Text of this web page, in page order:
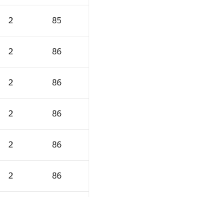
2 85
2 86
2 86
2 86
2 86
2 86